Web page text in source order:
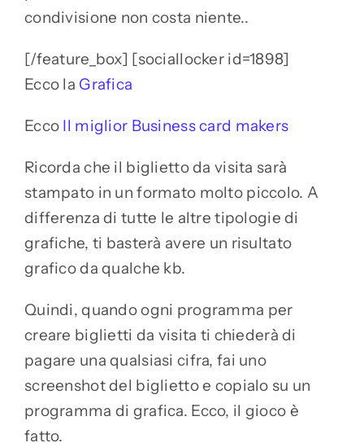
condivisione non costa niente..
[/feature_box] [sociallocker id=1898]
Ecco la Grafica
Ecco Il miglior Business card makers
Ricorda che il biglietto da visita sarà
stampato in un formato molto piccolo. A
differenza di tutte le altre tipologie di
grafiche, ti basterà avere un risultato
grafico da qualche kb.
Quindi, quando ogni programma per
creare biglietti da visita ti chiederà di
pagare una qualsiasi cifra, fai uno
screenshot del biglietto e copialo su un
programma di grafica. Ecco, il gioco è
fatto.